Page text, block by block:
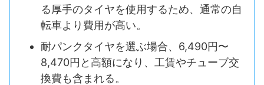
る厚手のタイヤを使用するため、通常の自
転車より費用が高い。
耐パンクタイヤを選ぶ場合、6,490円〜
8,470円と高額になり、工賃やチューブ交
換費も含まれる。